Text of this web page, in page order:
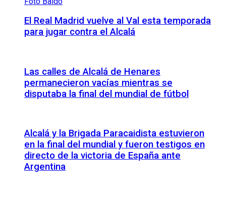
El Real Madrid vuelve al Val esta temporada
para jugar contra el Alcalá
Las calles de Alcalá de Henares
permanecieron vacías mientras se
disputaba la final del mundial de fútbol
Alcalá y la Brigada Paracaidista estuvieron
en la final del mundial y fueron testigos en
directo de la victoria de España ante
Argentina